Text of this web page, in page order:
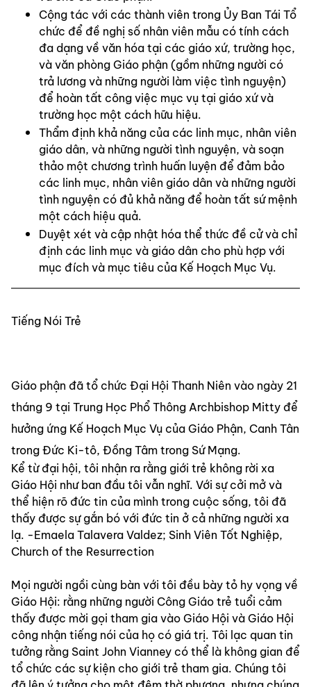
Cộng tác với các thành viên trong Ủy Ban Tái Tổ
chức để đề nghị số nhân viên mẫu có tính cách
đa dạng về văn hóa tại các giáo xứ, trường học,
và văn phòng Giáo phận (gồm những người có
trả lương và những người làm việc tình nguyện)
để hoàn tất công việc mục vụ tại giáo xứ và
trường học một cách hữu hiệu.
Thẩm định khả năng của các linh mục, nhân viên
giáo dân, và những người tình nguyện, và soạn
thảo một chương trình huấn luyện để đảm bảo
các linh mục, nhân viên giáo dân và những người
tình nguyện có đủ khả năng để hoàn tất sứ mệnh
một cách hiệu quả.
Duyệt xét và cập nhật hóa thể thức đề cử và chỉ
định các linh mục và giáo dân cho phù hợp với
mục đích và mục tiêu của Kế Hoạch Mục Vụ.
Tiếng Nói Trẻ
Giáo phận đã tổ chức Đại Hội Thanh Niên vào ngày 21
tháng 9 tại Trung Học Phổ Thông Archbishop Mitty để
hưởng ứng Kế Hoạch Mục Vụ của Giáo Phận, Canh Tân
trong Đức Ki-tô, Đồng Tâm trong Sứ Mạng.
Kể từ đại hội, tôi nhận ra rằng giới trẻ không rời xa
Giáo Hội như ban đầu tôi vẫn nghĩ. Với sự cởi mở và
thể hiện rõ đức tin của mình trong cuộc sống, tôi đã
thấy được sự gắn bó với đức tin ở cả những người xa
lạ. -Emaela Talavera Valdez; Sinh Viên Tốt Nghiệp,
Church of the Resurrection
Mọi người ngồi cùng bàn với tôi đều bày tỏ hy vọng về
Giáo Hội: rằng những người Công Giáo trẻ tuổi cảm
thấy được mời gọi tham gia vào Giáo Hội và Giáo Hội
công nhận tiếng nói của họ có giá trị. Tôi lạc quan tin
tưởng rằng Saint John Vianney có thể là không gian để
tổ chức các sự kiện cho giới trẻ tham gia. Chúng tôi